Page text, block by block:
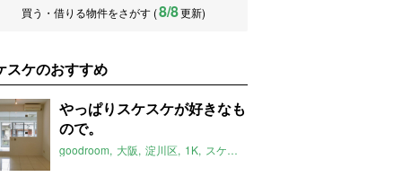
買う・借りる物件をさがす (8/8更新)
スケのおすすめ
やっぱりスケスケが好きなも
ので。
goodroom 大阪 淀川区 1K スケスケ